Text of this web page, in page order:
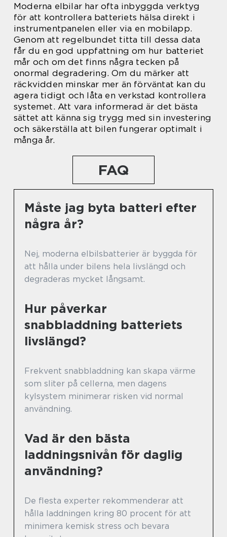
Moderna elbilar har ofta inbyggda verktyg
för att kontrollera batteriets hälsa direkt i
instrumentpanelen eller via en mobilapp.
Genom att regelbundet titta till dessa data
får du en god uppfattning om hur batteriet
mår och om det finns några tecken på
onormal degradering. Om du märker att
räckvidden minskar mer än förväntat kan du
agera tidigt och låta en verkstad kontrollera
systemet. Att vara informerad är det bästa
sättet att känna sig trygg med sin investering
och säkerställa att bilen fungerar optimalt i
många år.
FAQ
Måste jag byta batteri efter
några år?
Nej, moderna elbilsbatterier är byggda för
att hålla under bilens hela livslängd och
degraderas mycket långsamt.
Hur påverkar
snabbladdning batteriets
livslängd?
Frekvent snabbladdning kan skapa värme
som sliter på cellerna, men dagens
kylsystem minimerar risken vid normal
användning.
Vad är den bästa
laddningsnivån för daglig
användning?
De flesta experter rekommenderar att
hålla laddningen kring 80 procent för att
minimera kemisk stress och bevara